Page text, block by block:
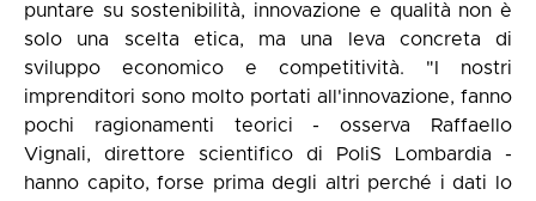
puntare su sostenibilità, innovazione e qualità non è
solo una scelta etica, ma una leva concreta di
sviluppo economico e competitività. "I nostri
imprenditori sono molto portati all'innovazione, fanno
pochi ragionamenti teorici - osserva Raffaello
Vignali, direttore scientifico di PoliS Lombardia -
hanno capito, forse prima degli altri perché i dati lo